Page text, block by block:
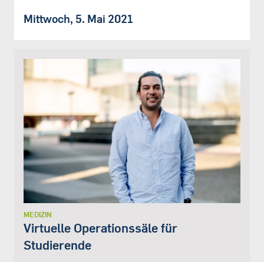
Mittwoch, 5. Mai 2021
MEDIZIN
Virtuelle Operationssäle für
Studierende